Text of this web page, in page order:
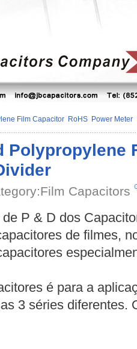
Film Capacitor RoHS Power Meter
Polypropylene
Capacitors
P & D dos
de filmes,
é para a
3 séries diferentes.